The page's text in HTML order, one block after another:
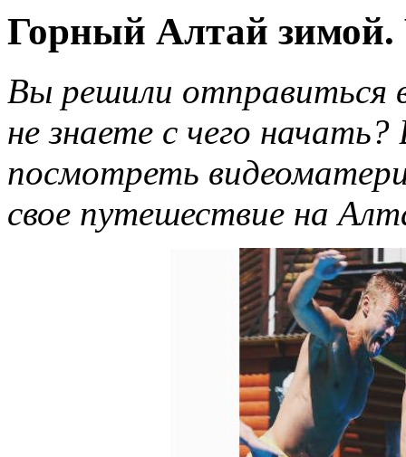
Горный Алтай зимой.
Вы решили отправиться
не знаете с чего
посмотреть
свое путешествие на